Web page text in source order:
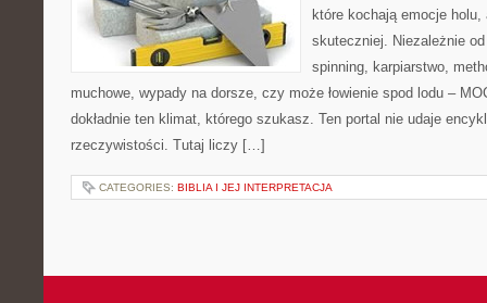
które kochają emocje
skuteczniej. Niezależnie
spinning, karpiarstwo,
muchowe, wypady na dorsze, czy może łowienie spod lodu –
dokładnie ten klimat, którego szukasz. Ten portal nie udaje
rzeczywistości. Tutaj liczy […]
CATEGORIES: BIBLIA I JEJ INTERPRETACJA